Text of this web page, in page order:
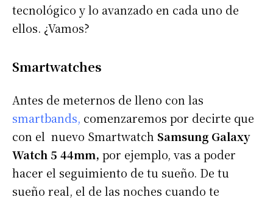
tecnológico y lo avanzado en cada uno de
ellos. ¿Vamos?
Smartwatches
Antes de meternos de lleno con las
smartbands, comenzaremos por decirte que
con el nuevo Smartwatch Samsung Galaxy
Watch 5 44mm, por ejemplo, vas a poder
hacer el seguimiento de tu sueño. De tu
sueño real, el de las noches cuando te